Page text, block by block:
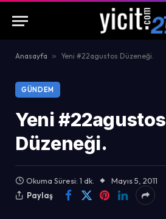
Anasayfa » Yeni #22agustos Düzeneği.
GÜNDEM
Yeni #22agustos
Düzeneği.
Okuma Süresi: 1 dk.
Mayıs 5, 2011
Paylaş